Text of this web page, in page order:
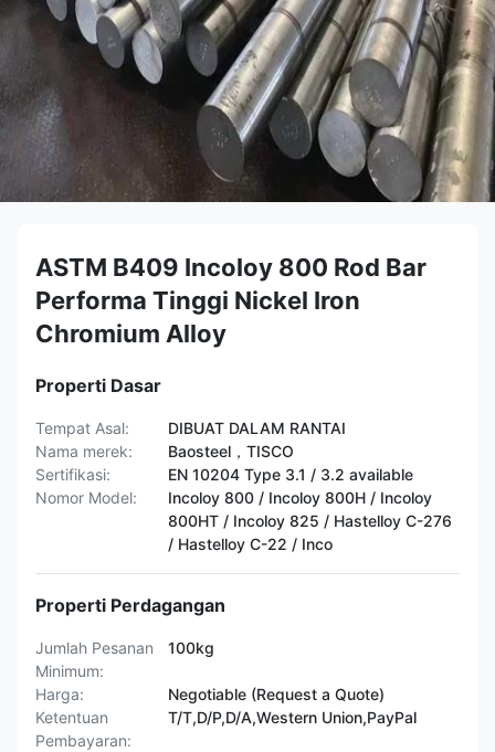
ASTM B409 Incoloy 800 Rod Bar
Performa Tinggi Nickel Iron
Chromium Alloy
Properti Dasar
Tempat Asal:
DIBUAT DALAM RANTAI
Nama merek:
Baosteel，TISCO
Sertifikasi:
EN 10204 Type 3.1 / 3.2 available
Nomor Model:
Incoloy 800 / Incoloy 800H / Incoloy
800HT / ​​Incoloy 825 / Hastelloy C-276
/ Hastelloy C-22 / Inco
Properti Perdagangan
Jumlah Pesanan
Minimum:
100kg
Harga:
Negotiable (Request a Quote)
Ketentuan
Pembayaran:
T/T,D/P,D/A,Western Union,PayPal